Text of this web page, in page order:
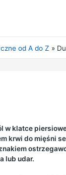
od A do Z
w klatce
krwi do mięśni
lub udar.